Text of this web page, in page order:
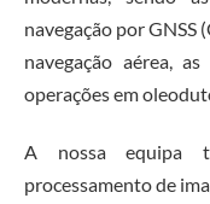
navegação por GNSS
navegação aérea,
operações em
A nossa equipa
processamento de